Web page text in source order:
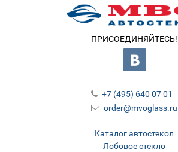
ПРИСОЕДИНЯЙТЕСЬ!
Каталог автостекол
Лобовое стекло
+7 (495) 640 07 01
order@mvoglass.ru